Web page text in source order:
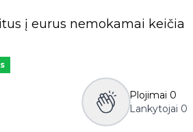
į eurus nemokamai keičia
Plojimai 0
Lankytojai 0